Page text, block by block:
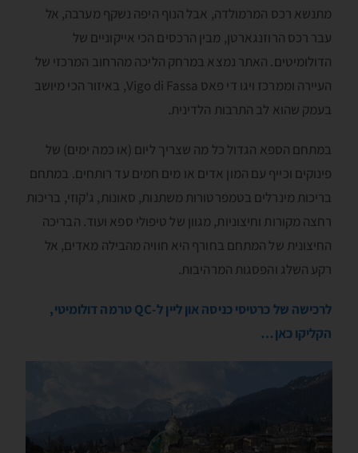
מתנשא רכס המרמולדה, אבל הנוף היפה נשקף מערבה, אל
עבר רכס הרוזנגארטן, מבין הרכסים הכי אייקוניים של
הדולומיטים. האתר נמצא במרחק הליכה מהרחוב המרכזי של
העיירה וממרכז ויגו די פאס Vigo di Fassa, באיזור הכי מיושב
בעמק שהוא לב התרבות הלדינית.
במתחם הספא הגדול כל מה שצריך ליום (או כמה ימים) של
פינוקים וכייף עם המון אדים או מים חמים עד רותחים. במתחם
בריכות מינרלים בטמפרטורות משתנות, סאונות, ג'קוזי, בריכות
רחצה מקורות וחיצוניות, מגוון של טיפולי ספא ועוד. הבריכה
החיצונית של המתחם בחורף היא חוויה מהבילה מאדים, אל
רקע השלג והפסגות המרהיבות.
לרכישה של כרטיסי כניסה און ליין ל-QC טרמה דולומיטי,
הקליקו כאן…